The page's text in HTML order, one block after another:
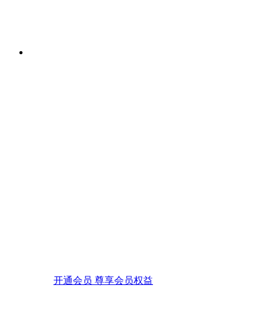
开通会员 尊享会员权益